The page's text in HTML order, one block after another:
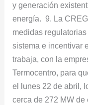
y generación
energía. 9. La
medidas
sistema e incentivar
trabaja, con la
Termocentro, para
el lunes 22 de abril,
cerca de 272 MW